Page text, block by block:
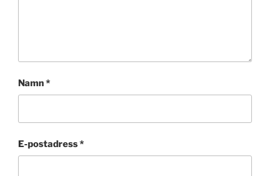
Namn*
E-postadress*